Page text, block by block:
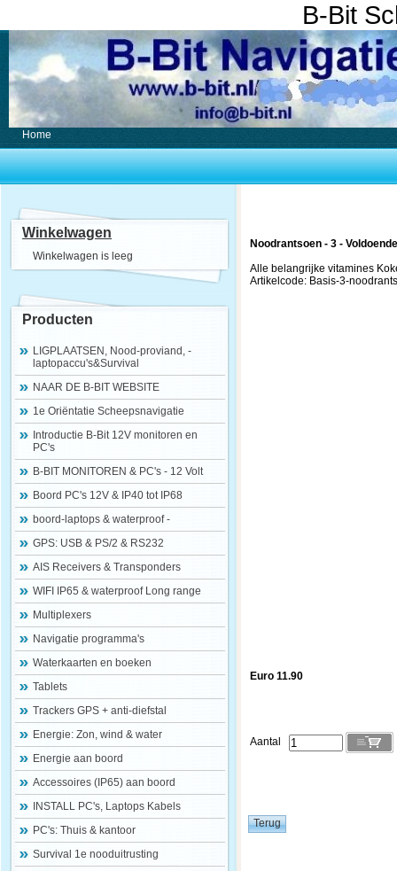
B-Bit
Home
Winkelwagen
Winkelwagen is leeg
Producten
LIGPLAATSEN, Nood-proviand, -
laptopaccu's&Survival
NAAR DE B-BIT WEBSITE
1e Oriëntatie Scheepsnavigatie
Introductie B-Bit 12V monitoren en
PC's
B-BIT MONITOREN & PC's - 12 Volt
Boord PC's 12V & IP40 tot IP68
boord-laptops & waterproof -
GPS: USB & PS/2 & RS232
AIS Receivers & Transponders
WIFI IP65 & waterproof Long range
Multiplexers
Navigatie programma's
Waterkaarten en boeken
Tablets
Trackers GPS + anti-diefstal
Energie: Zon, wind & water
Energie aan boord
Accessoires (IP65) aan boord
INSTALL PC's, Laptops Kabels
PC's: Thuis & kantoor
Survival 1e nooduitrusting
Noodrantsoen - 3 -
Alle belangrijke vitamines
Artikelcode: Basis-3-
Euro 11.90
Aantal